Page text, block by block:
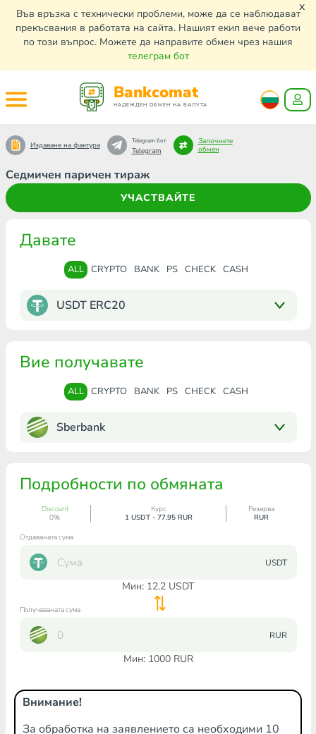
Във връзка с технически проблеми, може да се наблюдават
прекъсвания в работата на сайта. Нашият екип вече работи
по този въпрос. Можете да направите обмен чрез нашия
телеграм бот
x
Bankcomat
НАДЕЖДЕН ОБМЕН НА ВАЛУТА
Седмичен паричен тираж
УЧАСТВАЙТЕ
Издаване на фактура Telegram бот
Telegram
Започнете
обмен
Давате
ALL CRYPTO BANK PS CHECK CASH
USDT ERC20
Вие получавате
ALL CRYPTO BANK PS CHECK CASH
Sberbank
Подробности по обмяната
Discount
0%
Курс
1 USDT - 77.95 RUR
Резерва
RUR
Отдаваната сума
USDT
Мин: 12.2 USDT
Получаваната сума
RUR
Мин: 1000RUR
Внимание!
За обработка на заявлението са необходими 10